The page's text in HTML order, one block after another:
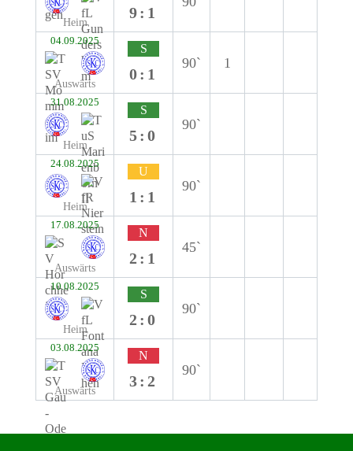
Heim
9:1
04.09.2025
Auswärts
S
0:1
90` 1
31.08.2025
Heim
S
5:0
90`
24.08.2025
Heim
U
1:1
90`
17.08.2025
Auswärts
N
2:1
45`
10.08.2025
Heim
S
2:0
90`
03.08.2025
Auswärts
N
3:2
90`